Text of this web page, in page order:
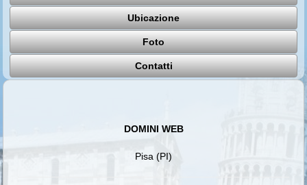
Ubicazione
Foto
Contatti
DOMINI WEB
Pisa (PI)